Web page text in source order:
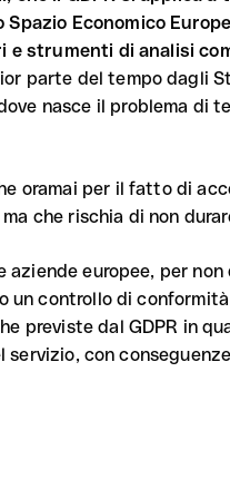
Economico
strumenti di analisi
parte del tempo dagli
nasce il problema di
oramai per il fatto di
che rischia di non
aziende europee, per
controllo di
previste dal GDPR in
con